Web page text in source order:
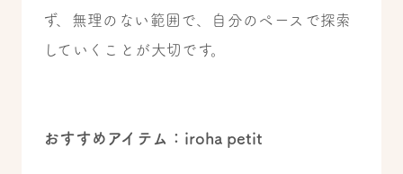
ず、無理のない範囲で、自分のペースで探索
していくことが大切です。
おすすめアイテム：iroha petit